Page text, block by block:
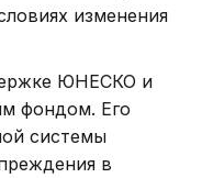
изменения
ЮНЕСКО и
фондом. Его
системы
в